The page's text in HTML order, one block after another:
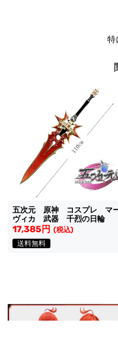
特
五次元 原神 コスプレ マ
ヴィカ 武器 千烈の日輪
17,385円 (税込)
送料無料